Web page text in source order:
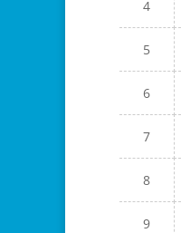
4
5
6
7
8
9